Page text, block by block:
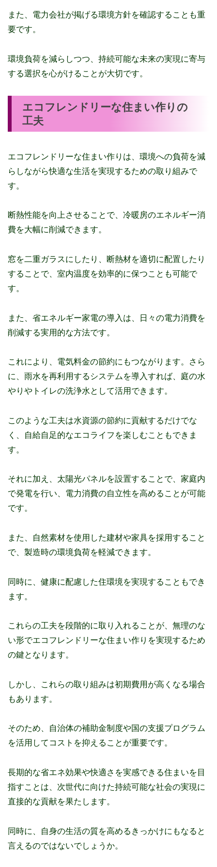
また、電力会社が掲げる環境方針を確認することも重
要です。
環境負荷を減らしつつ、持続可能な未来の実現に寄与
する選択を心がけることが大切です。
エコフレンドリーな住まい作りの
工夫
エコフレンドリーな住まい作りは、環境への負荷を減
らしながら快適な生活を実現するための取り組みで
す。
断熱性能を向上させることで、冷暖房のエネルギー消
費を大幅に削減できます。
窓を二重ガラスにしたり、断熱材を適切に配置したり
することで、室内温度を効率的に保つことも可能で
す。
また、省エネルギー家電の導入は、日々の電力消費を
削減する実用的な方法です。
これにより、電気料金の節約にもつながります。さら
に、雨水を再利用するシステムを導入すれば、庭の水
やりやトイレの洗浄水として活用できます。
このような工夫は水資源の節約に貢献するだけでな
く、自給自足的なエコライフを楽しむこともできま
す。
それに加え、太陽光パネルを設置することで、家庭内
で発電を行い、電力消費の自立性を高めることが可能
です。
また、自然素材を使用した建材や家具を採用すること
で、製造時の環境負荷を軽減できます。
同時に、健康に配慮した住環境を実現することもでき
ます。
これらの工夫を段階的に取り入れることが、無理のな
い形でエコフレンドリーな住まい作りを実現するため
の鍵となります。
しかし、これらの取り組みは初期費用が高くなる場合
もあります。
そのため、自治体の補助金制度や国の支援プログラム
を活用してコストを抑えることが重要です。
長期的な省エネ効果や快適さを実感できる住まいを目
指すことは、次世代に向けた持続可能な社会の実現に
直接的な貢献を果たします。
同時に、自身の生活の質を高めるきっかけにもなると
言えるのではないでしょうか。